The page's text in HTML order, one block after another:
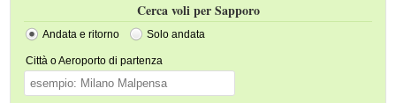
Cerca voli per Sapporo
Andata e ritorno Solo andata
Città o Aeroporto di partenza